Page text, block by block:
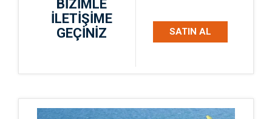
BİZİMLE
İLETİŞİME
GEÇİNİZ
SATIN AL